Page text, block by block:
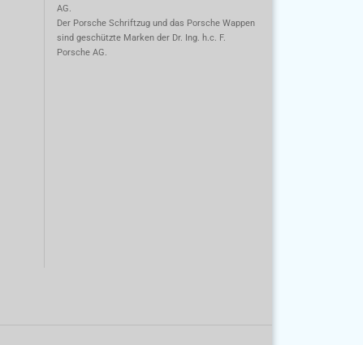
AG.
Der Porsche Schriftzug und das Porsche Wappen
sind geschützte Marken der Dr. Ing. h.c. F.
Porsche AG.